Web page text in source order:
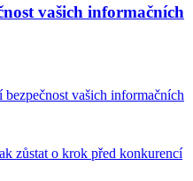
vašich informačních
bezpečnost vašich informačních